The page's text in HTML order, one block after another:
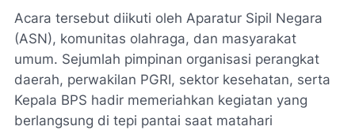
Acara tersebut diikuti oleh Aparatur Sipil Negara
(ASN), komunitas olahraga, dan masyarakat
umum. Sejumlah pimpinan organisasi perangkat
daerah, perwakilan PGRI, sektor kesehatan, serta
Kepala BPS hadir memeriahkan kegiatan yang
berlangsung di tepi pantai saat matahari